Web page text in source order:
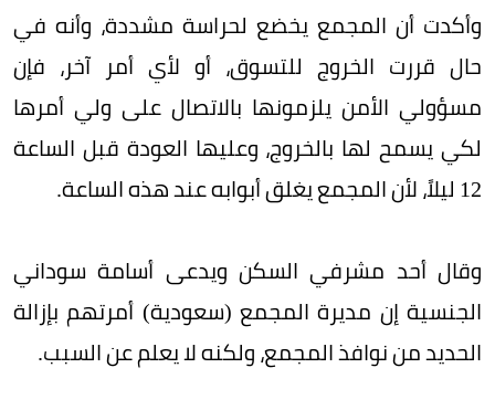
وأكدت أن المجمع يخضع لحراسة مشددة، وأنه في
حال قررت الخروج للتسوق، أو لأي أمر آخر، فإن
مسؤولي الأمن يلزمونها بالاتصال على ولي أمرها
لكي يسمح لها بالخروج، وعليها العودة قبل الساعة
12 ليلاً، لأن المجمع يغلق أبوابه عند هذه الساعة.
وقال أحد مشرفي السكن ويدعى أسامة سوداني
الجنسية إن مديرة المجمع (سعودية) أمرتهم بإزالة
الحديد من نوافذ المجمع، ولكنه لا يعلم عن السبب.